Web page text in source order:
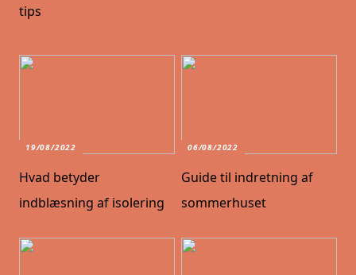
tips
19/08/2022
Hvad betyder
indblæsning af isolering
06/08/2022
Guide til indretning af
sommerhuset